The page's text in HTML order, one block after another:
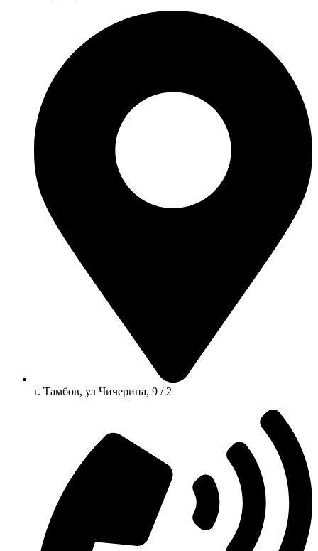
г. Тамбов, ул Чичерина, 9 / 2